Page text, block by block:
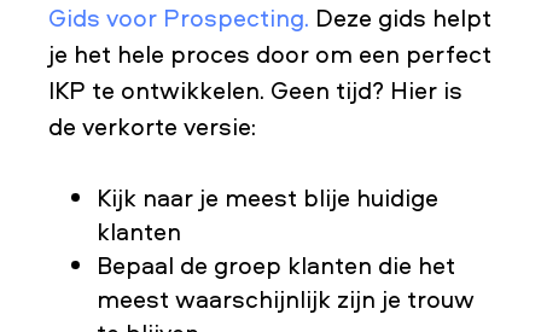
Gids voor Prospecting. Deze gids helpt
je het hele proces door om een perfect
IKP te ontwikkelen. Geen tijd? Hier is
de verkorte versie:
Kijk naar je meest blije huidige
klanten
Bepaal de groep klanten die het
meest waarschijnlijk zijn je trouw